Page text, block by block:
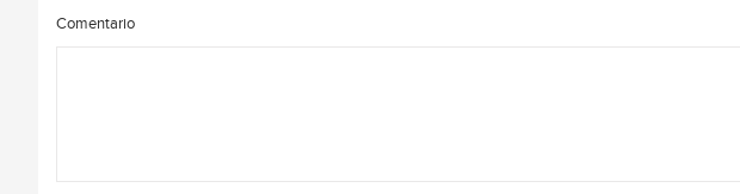
Comentario